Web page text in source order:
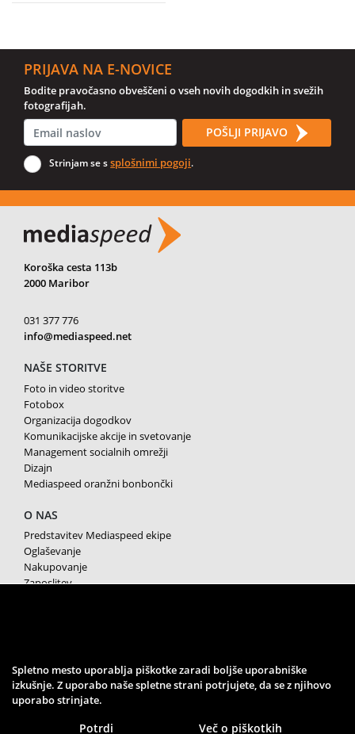
PRIJAVA NA E-NOVICE
Bodite pravočasno obveščeni o vseh novih dogodkih in svežih
fotografijah.
POŠLJI PRIJAVO
Strinjam se ssplošnimi pogoji.
Koroška cesta 113b
2000 Maribor
031 377 776
info@mediaspeed.net
NAŠE STORITVE
Foto in video storitve
Fotobox
Organizacija dogodkov
Komunikacijske akcije in svetovanje
Management socialnih omrežji
Dizajn
Mediaspeed oranžni bonbončki
O NAS
Predstavitev Mediaspeed ekipe
Oglaševanje
Nakupovanje
Zaposlitev
SPREMLJAJTE NAS
Spletno mesto uporablja piškotke zaradi boljše uporabniške
izkušnje. Z uporabo naše spletne strani potrjujete, da se z njihovo
uporabo strinjate.
Potrdi Več o piškotkih